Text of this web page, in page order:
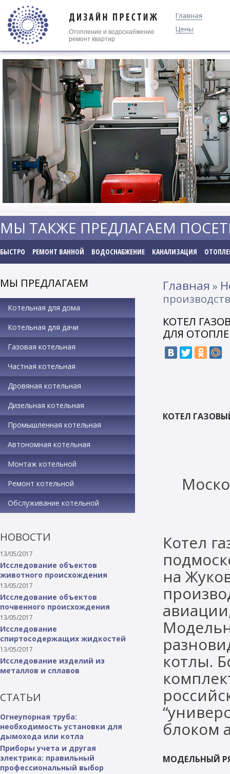
Отопление и водоснабжение
ремонт квартир
Главная
Цены
МЫ ТАКЖЕ ПРЕДЛАГАЕМ
БЫСТРО РЕМОНТ ВАННОЙ ВОДОСНАБЖЕНИЕ КАНАЛИЗАЦИЯ
МЫ ПРЕДЛАГАЕМ
Котельная для дома
Котельная для дачи
Газовая котельная
Частная котельная
Дровяная котельная
Дизельная котельная
Промышленная котельная
Автономная котельная
Монтаж котельной
Ремонт котельной
Обслуживание котельной
НОВОСТИ
13/05/2017
Исследование объектов
животного происхождения
13/05/2017
Исследование объектов
почвенного происхождения
13/05/2017
Исследование
спиртосодержащих жидкостей
13/05/2017
Исследование изделий из
металлов и сплавов
СТАТЬИ
Огнеупорная труба:
необходимость установки для
дымохода или котла
Приборы учета и другая
электрика: правильный
профессиональный выбор
Главная »
КОТЕЛ
ДЛЯ
КОТЕЛ
Котел
на
котлы.
блоком
МОДЕЛЬНЫЙ